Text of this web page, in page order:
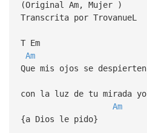
(Original Am, Mujer )
Transcrita por TrovanueL
T Em
Am
Que mis ojos se despierten
con la luz de tu mirada yo
Am
{a Dios le pido}